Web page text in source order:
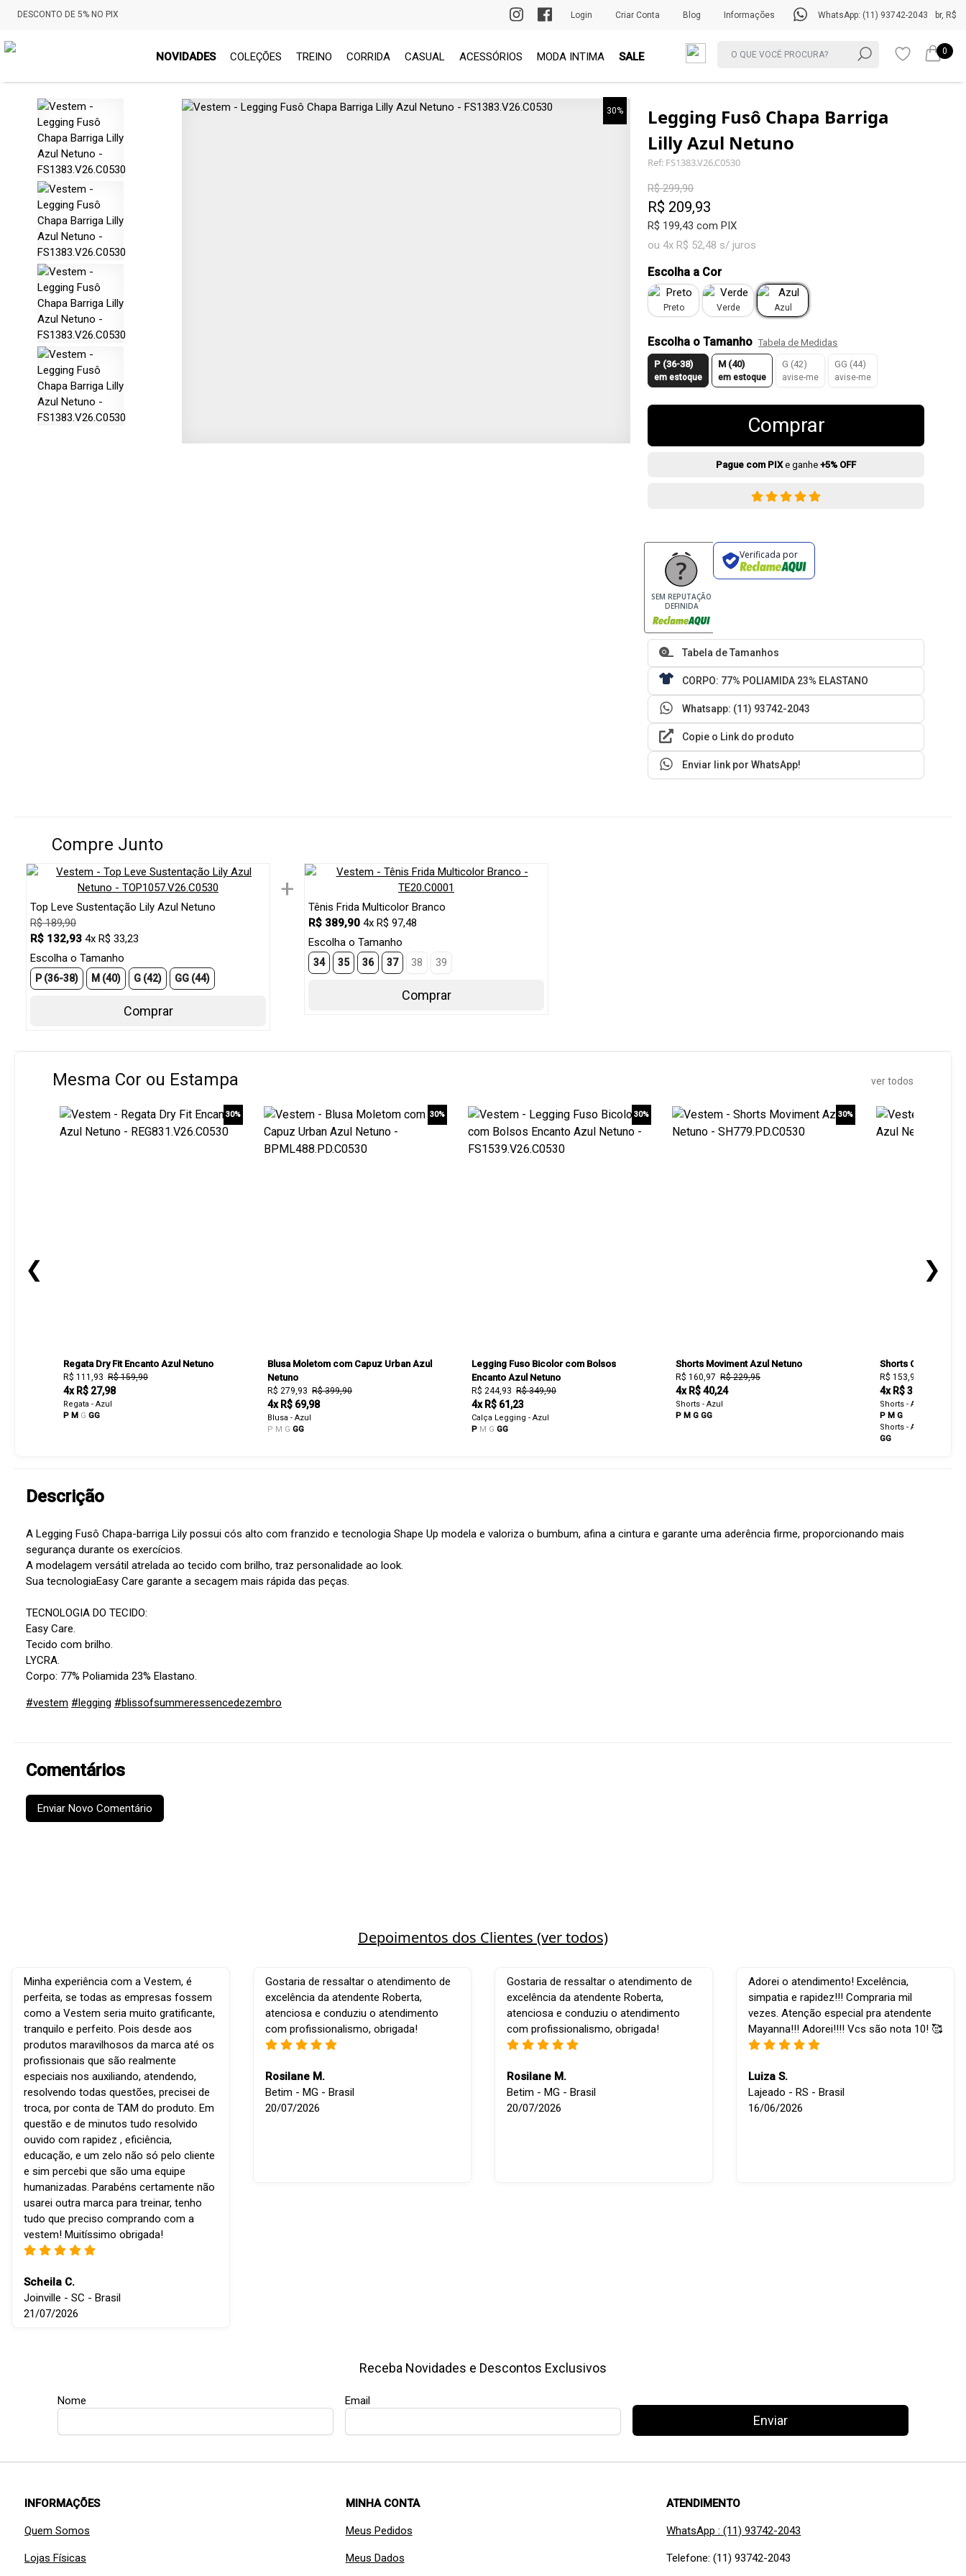
DESCONTO DE 5% NO PIX PRIMEIRA TROCA GRÁTIS br, R$
WhatsApp: (11) 93742-2043
Informações
Blog
Criar Conta
Login
NOVIDADES COLEÇÕES TREINO CORRIDA CASUAL ACESSÓRIOS MODA INTIMA SALE 0
30%
Legging Fusô Chapa Barriga
Lilly Azul Netuno
Ref: FS1383.V26.C0530
R$ 299,90
R$ 209,93
R$ 199,43 com PIX
ou 4x R$ 52,48 s/ juros
Escolha a Cor
Preto Verde Azul
Escolha o Tamanho Tabela de Medidas
P (36-38)
em estoque
M (40)
em estoque
G (42)
avise-me
GG (44)
avise-me
Comprar
Pague com PIXe ganhe+5% OFF
SEM REPUTAÇÃO
DEFINIDA
Verificada por
Tabela de Tamanhos
CORPO: 77% POLIAMIDA 23% ELASTANO
Whatsapp: (11) 93742-2043
Copie o Link do produto
Enviar link por WhatsApp!
Compre Junto
Top Leve Sustentação Lily Azul Netuno
R$ 189,90
R$ 132,93 4x R$ 33,23
Escolha o Tamanho
P (36-38) M (40) G (42) GG (44)
Comprar
+
Tênis Frida Multicolor Branco
R$ 389,90 4x R$ 97,48
Escolha o Tamanho
34 35 36 37 38 39
Comprar
Mesma Cor ou Estampa ver todos
❮
30%
Regata Dry Fit Encanto Azul Netuno
R$ 111,93 R$ 159,90
4x R$ 27,98
Regata - Azul
P M G GG
30%
Blusa Moletom com Capuz Urban Azul
Netuno
R$ 279,93 R$ 399,90
4x R$ 69,98
Blusa - Azul
P M G GG
30%
Legging Fuso Bicolor com Bolsos
Encanto Azul Netuno
R$ 244,93 R$ 349,90
4x R$ 61,23
Calça Legging - Azul
P M G GG
30%
Shorts Moviment Azul Netuno
R$ 160,97 R$ 229,95
4x R$ 40,24
Shorts - Azul
P M G GG
Shorts Chapa
R$ 153,93
4x R$ 38,48
Shorts - Azul
P M G
Shorts - Amarelo
GG
❯
Descrição
A Legging Fusô Chapa-barriga Lily possui cós alto com franzido e tecnologia Shape Up modela e valoriza o bumbum, afina a cintura e garante uma aderência firme, proporcionando mais
segurança durante os exercícios.
A modelagem versátil atrelada ao tecido com brilho, traz personalidade ao look.
Sua tecnologiaEasy Care garante a secagem mais rápida das peças.
TECNOLOGIA DO TECIDO:
Easy Care.
Tecido com brilho.
LYCRA.
Corpo: 77% Poliamida 23% Elastano.
#vestem #legging #blissofsummeressencedezembro
Comentários
Enviar Novo Comentário
Depoimentos dos Clientes (ver todos)
Minha experiência com a Vestem, é
perfeita, se todas as empresas fossem
como a Vestem seria muito gratificante,
tranquilo e perfeito. Pois desde aos
produtos maravilhosos da marca até os
profissionais que são realmente
especiais nos auxiliando, atendendo,
resolvendo todas questões, precisei de
troca, por conta de TAM do produto. Em
questão e de minutos tudo resolvido
ouvido com rapidez , eficiência,
educação, e um zelo não só pelo cliente
e sim percebi que são uma equipe
humanizadas. Parabéns certamente não
usarei outra marca para treinar, tenho
tudo que preciso comprando com a
vestem! Muitíssimo obrigada!
Scheila C.
Joinville - SC - Brasil
21/07/2026
Gostaria de ressaltar o atendimento de
excelência da atendente Roberta,
atenciosa e conduziu o atendimento
com profissionalismo, obrigada!
Rosilane M.
Betim - MG - Brasil
20/07/2026
Gostaria de ressaltar o atendimento de
excelência da atendente Roberta,
atenciosa e conduziu o atendimento
com profissionalismo, obrigada!
Rosilane M.
Betim - MG - Brasil
20/07/2026
Adorei o atendimento! Excelência,
simpatia e rapidez!!! Compraria mil
vezes. Atenção especial pra atendente
Mayanna!!! Adorei!!!! Vcs são nota 10! 🥰
Luiza S.
Lajeado - RS - Brasil
16/06/2026
Receba Novidades e Descontos Exclusivos
Nome Email
Enviar
INFORMAÇÕES
Quem Somos
Lojas Físicas
MINHA CONTA
Meus Pedidos
Meus Dados
ATENDIMENTO
WhatsApp : (11) 93742-2043
Telefone: (11) 93742-2043